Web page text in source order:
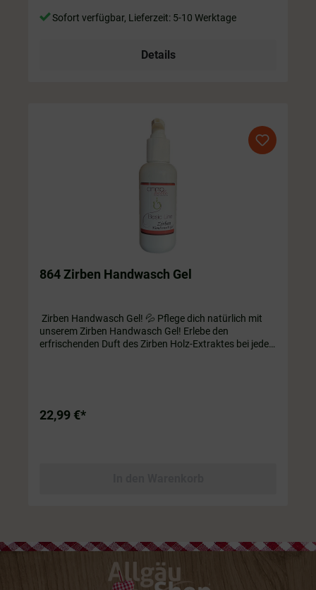
Sofort verfügbar, Lieferzeit: 5-10 Werktage
Details
864 Zirben Handwasch Gel
Zirben Handwasch Gel! 💦 Pflege dich natürlich mit
unserem Zirben Handwasch Gel! Erlebe den
erfrischenden Duft des Zirben Holz-Extraktes bei jeder
22,99 €*